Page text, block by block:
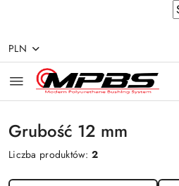
Przejdź do treści głównej
Przejdź do wyszukiwarki
Przejdź do moje konto
Przejdź do menu głównego
Przejdź do stopki
PLN
Grubość 12 mm
Liczba produktów:2